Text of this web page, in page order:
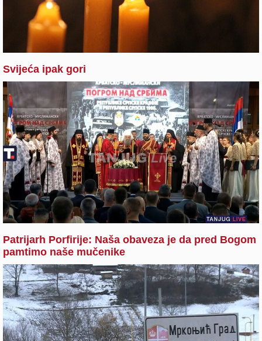
Svijeća ipak gori
Patrijarh Porfirije: Naša obaveza je da pred Bogom
pamtimo naše mučenike